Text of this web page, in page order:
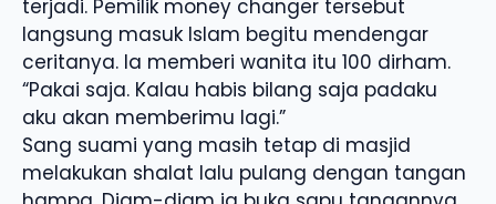
terjadi. Pemilik money changer tersebut
langsung masuk Islam begitu mendengar
ceritanya. Ia memberi wanita itu 100 dirham.
“Pakai saja. Kalau habis bilang saja padaku
aku akan memberimu lagi.”
Sang suami yang masih tetap di masjid
melakukan shalat lalu pulang dengan tangan